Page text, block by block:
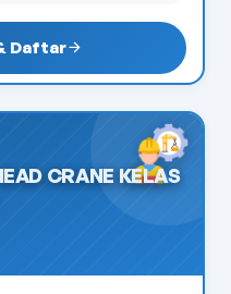
Daftar
CRANE KELAS